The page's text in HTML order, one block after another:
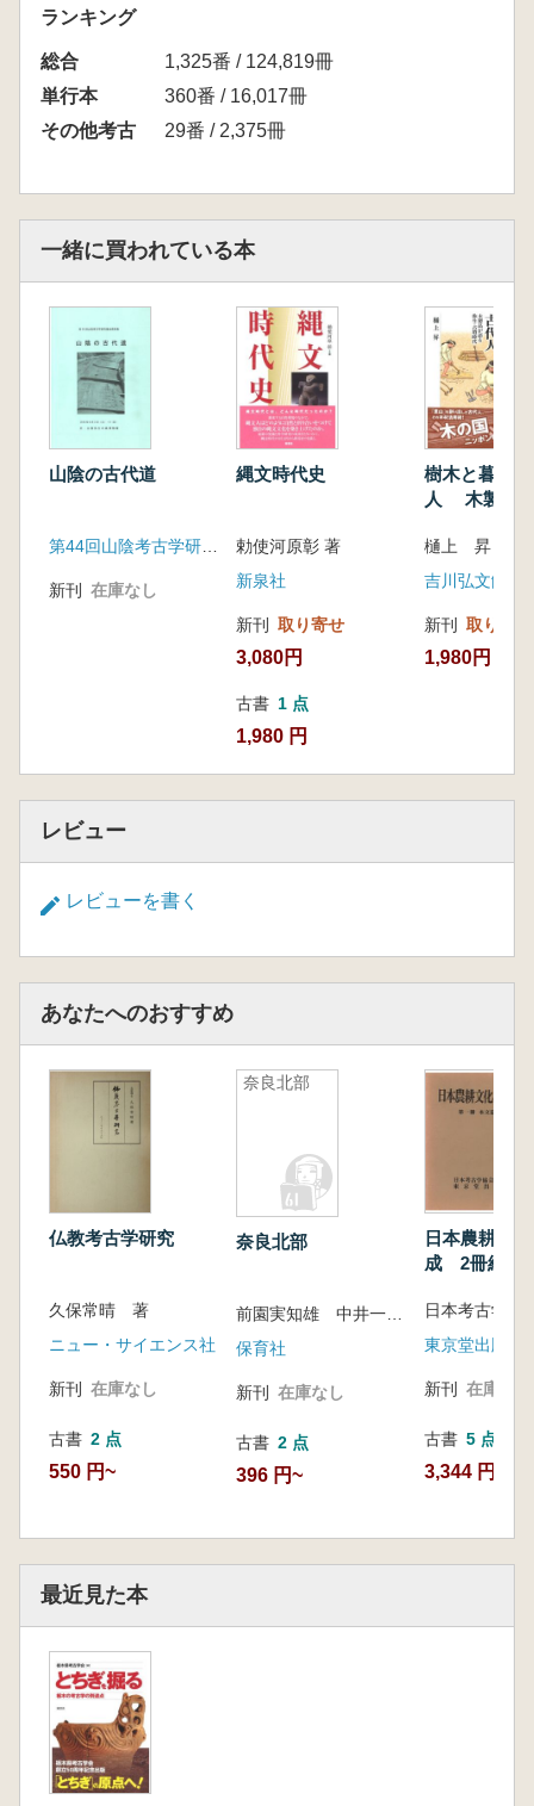
ランキング
総合
1,325番 / 124,819冊
単行本
360番 / 16,017冊
その他考古
29番 / 2,375冊
一緒に買われている本
山陰の古代道
第44回山陰考古学研究集会事務局
新刊 在庫なし
縄文時代史
勅使河原彰 著
新泉社
新刊 取り寄せ
3,080円
古書 1 点
1,980 円
樹木と暮ら
人 木製品
樋上 昇 著
吉川弘文館
新刊 取り寄せ
1,980円
レビュー
レビューを書く
あなたへのおすすめ
仏教考古学研究
久保常晴 著
ニュー・サイエンス社
新刊 在庫なし
古書 2 点
550 円~
奈良北部
奈良北部
保育社
新刊 在庫なし
古書 2 点
396 円~
日本農耕文
成 2冊組
日本考古学
東京堂出版
新刊 在庫なし
古書 5 点
3,344 円~
最近見た本